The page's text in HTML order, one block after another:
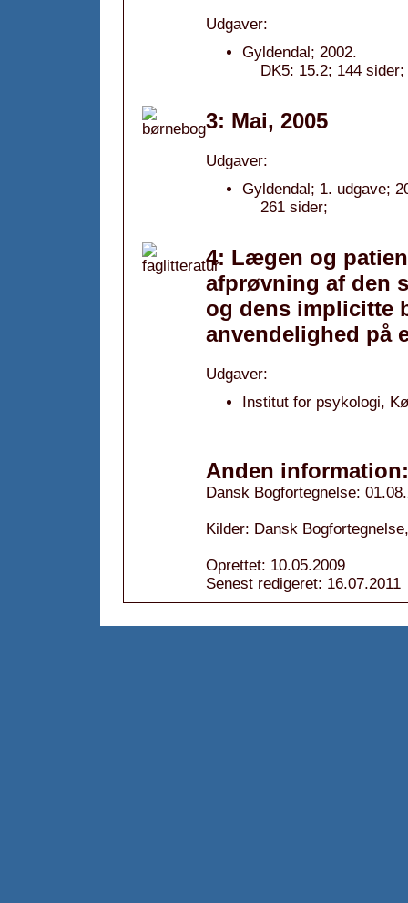
Udgaver:
Gyldendal; 2002.
DK5: 15.2; 144
3: Mai, 2005
Udgaver:
Gyldendal; 1. udgave;
261 sider;
4: Lægen og
afprøvning af den
og dens implicitte
anvendelighed på
Udgaver:
Institut for psykologi,
Anden information:
Dansk Bogfortegnelse:
Kilder: Dansk
Oprettet: 10.05.2009
Senest redigeret: 16.07.2011